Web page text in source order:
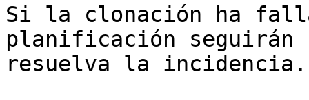
Si la clonación ha
planificación seguirán
resuelva la incidencia.